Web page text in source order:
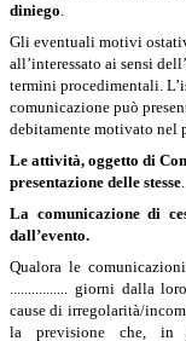
diniego.
Gli eventuali motivi
all’interessato ai sensi
termini procedimentali.
comunicazione può
debitamente motivato nel
Le attività, oggetto di
presentazione delle stesse.
La comunicazione di
dall’evento.
Qualora le
................ giorni dalla
cause di irregolarità/
la previsione che, in